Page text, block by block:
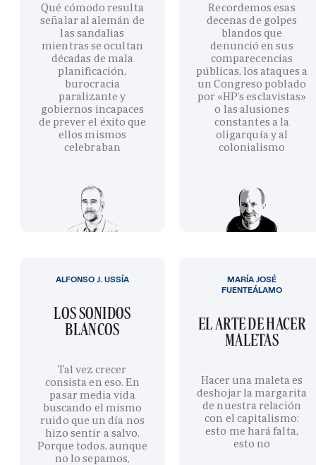
Qué cómodo resulta
señalar al alemán de
las sandalias
mientras se ocultan
décadas de mala
planificación,
burocracia
paralizante y
gobiernos incapaces
de prever el éxito que
ellos mismos
celebraban
Recordemos esas
decenas de golpes
blandos que
denunció en sus
comparecencias
públicas, los ataques a
un Congreso poblado
por «HP’s esclavistas»
o las alusiones
constantes a la
oligarquía y al
colonialismo
LOS SONIDOS
BLANCOS
Tal vez crecer
consista en eso. En
pasar media vida
buscando el mismo
ruido que un día nos
hizo sentir a salvo.
Porque todos, aunque
no lo sepamos,
ALFONSO J. USSÍA
EL ARTE DE HACER
MALETAS
Hacer una maleta es
deshojar la margarita
de nuestra relación
con el capitalismo:
esto me hará falta,
esto no
MARÍA JOSÉ
FUENTEÁLAMO